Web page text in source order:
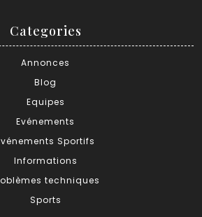
Categories
Annonces
Blog
Equipes
Evénements
Sportifs
Informations
techniques
Sports